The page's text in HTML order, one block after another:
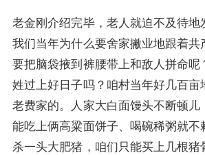
老金刚介绍完毕，老人就迫不及待地
我们当年为什么要舍家撇业地跟着共
要把脑袋掖到裤腰带上和敌人拼命呢
姓过上好日子吗？咱村当年好几百亩
老费家的。人家大白面馒头不断顿儿
能吃上俩高粱面饼子、喝碗稀粥就不
杀一头大肥猪，咱们只能买上几根猪